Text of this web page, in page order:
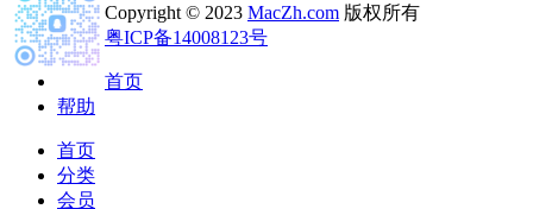
Copyright © 2023 MacZh.com 版权所有
粤ICP备14008123号
首页
帮助
首页
分类
会员